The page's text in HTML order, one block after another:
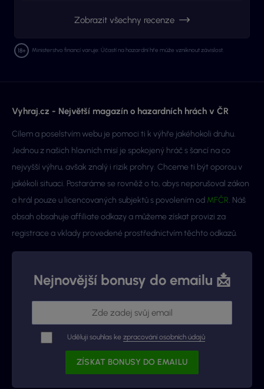
Zobrazit všechny recenze
Ministerstvo financí varuje: Účastí na hazardní hře může vzniknout závislost.
Vyhraj.cz - Největší magazín o hazardních hrách v ČR
Cílem a poselstvím webu je pomoci ti k výhře jakéhokoli druhu.
Jednou z našich hlavních misí je spokojený hráč s šancí na co
nejvyšší výhru, avšak znalý i rizik prohry. Chceme ti být oporou v
jakékoli situaci. Postaráme se rovněž o to, abys neporušoval zákon
a hrál pouze u licencovaných subjektů s povolením od MFČR. Náš
obsah obsahuje affiliate odkazy a můžeme získat provizi za
registrace a vklady provedené prostřednictvím těchto odkazů.
Nejnovější bonusy do emailu 📩
Uděluji souhlas ke zpracování osobních údajů